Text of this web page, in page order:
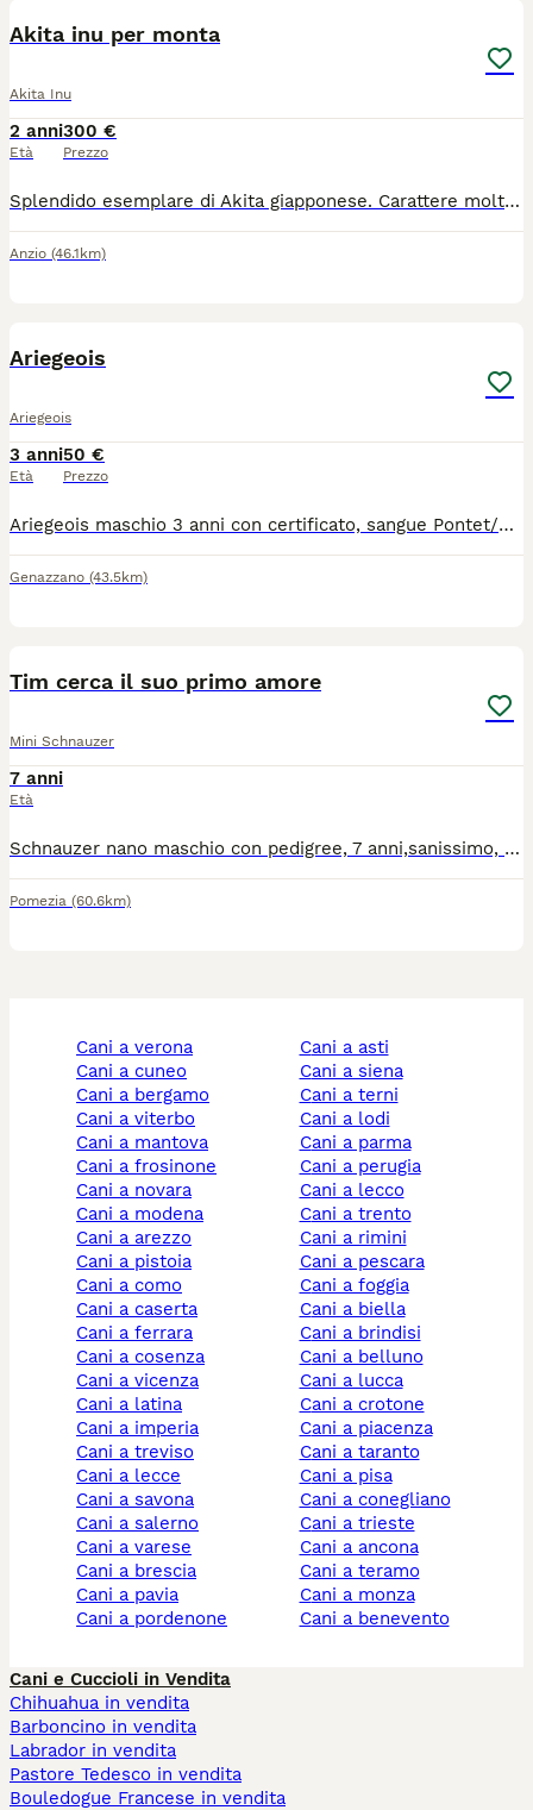
Akita inu per monta
Akita Inu
2 anni
Età
300 €
Prezzo
Splendido esemplare di Akita giapponese. Carattere molto tranquillo e socievole con le persone. Già riprodotto con altre 2 femmine e con cuccioli bellissimi e sani. Prezzo da concordare, anche in base alla distanza.
Anzio (46.1km)
Ariegeois
Ariegeois
3 anni
Età
50 €
Prezzo
Ariegeois maschio 3 anni con certificato, sangue Pontet/Brianza, peso 20kg , taglia non Alta, bellissima voce, circa femmina per accoppiamento
Genazzano (43.5km)
Tim cerca il suo primo amore
Mini Schnauzer
7 anni
Età
Schnauzer nano maschio con pedigree, 7 anni,sanissimo, cerca femmina x accoppiamento. Zona Roma sud e provincia sud se possibile,ma disposto previo accordo ad andare anche in altre zone.
Pomezia (60.6km)
cani a verona
cani a cuneo
cani a bergamo
cani a viterbo
cani a mantova
cani a frosinone
cani a novara
cani a modena
cani a arezzo
cani a pistoia
cani a como
cani a caserta
cani a ferrara
cani a cosenza
cani a vicenza
cani a latina
cani a imperia
cani a treviso
cani a lecce
cani a savona
cani a salerno
cani a varese
cani a brescia
cani a pavia
cani a pordenone
cani a asti
cani a siena
cani a terni
cani a lodi
cani a parma
cani a perugia
cani a lecco
cani a trento
cani a rimini
cani a pescara
cani a foggia
cani a biella
cani a brindisi
cani a belluno
cani a lucca
cani a crotone
cani a piacenza
cani a taranto
cani a pisa
cani a conegliano
cani a trieste
cani a ancona
cani a teramo
cani a monza
cani a benevento
Cani e Cuccioli in Vendita
Chihuahua in vendita
Barboncino in vendita
Labrador in vendita
Pastore Tedesco in vendita
Bouledogue Francese in vendita